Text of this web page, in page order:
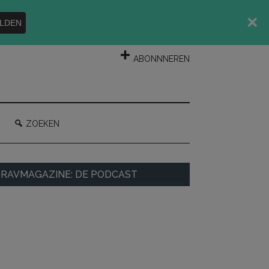
ABONNNEREN
ZOEKEN
DE PODCAST